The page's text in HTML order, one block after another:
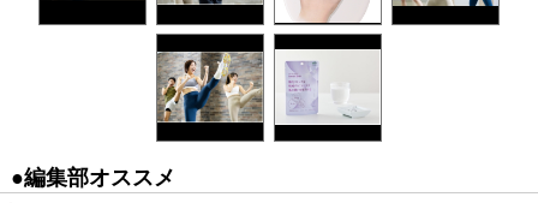
●編集部オススメ